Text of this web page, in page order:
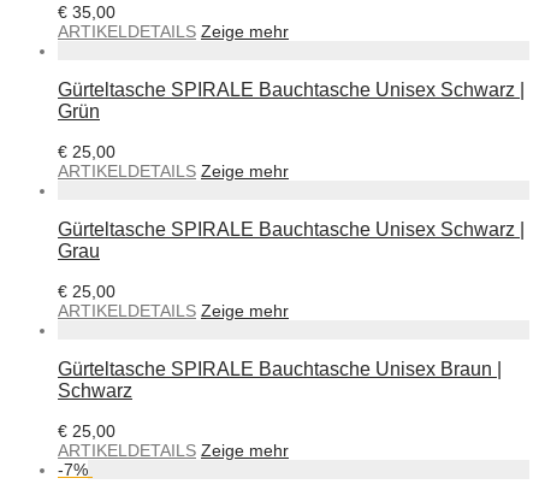
€ 35,00
ARTIKELDETAILS Zeige mehr
Gürteltasche SPIRALE Bauchtasche Unisex Schwarz |
Grün
€ 25,00
ARTIKELDETAILS Zeige mehr
Gürteltasche SPIRALE Bauchtasche Unisex Schwarz |
Grau
€ 25,00
ARTIKELDETAILS Zeige mehr
Gürteltasche SPIRALE Bauchtasche Unisex Braun |
Schwarz
€ 25,00
ARTIKELDETAILS Zeige mehr
-7%